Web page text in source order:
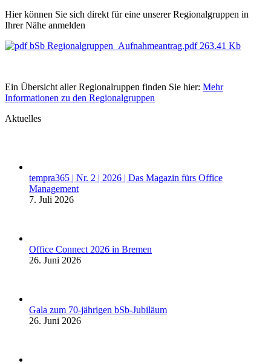
Hier können Sie sich direkt für eine unserer Regionalgruppen in
Ihrer Nähe anmelden
bSb Regionalgruppen_Aufnahmeantrag.pdf 263.41 Kb
Ein Übersicht aller Regionalruppen finden Sie hier: Mehr
Informationen zu den Regionalgruppen
Aktuelles
tempra365 | Nr. 2 | 2026 | Das Magazin fürs Office
Management
7. Juli 2026
Office Connect 2026 in Bremen
26. Juni 2026
Gala zum 70-jährigen bSb-Jubiläum
26. Juni 2026